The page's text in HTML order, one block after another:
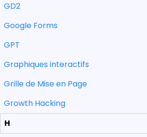
GD2
Google Forms
GPT
Graphiques interactifs
Grille de Mise en Page
Growth Hacking
H